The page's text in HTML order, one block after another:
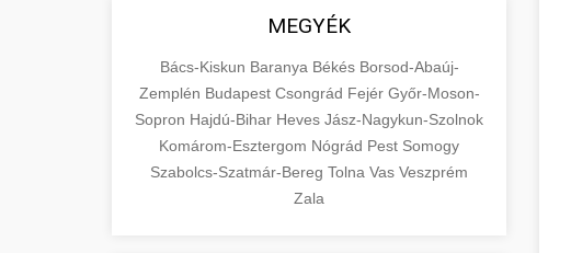
MEGYÉK
Bács-Kiskun Baranya Békés Borsod-Abaúj-
Zemplén Budapest Csongrád Fejér Győr-Moson-
Sopron Hajdú-Bihar Heves Jász-Nagykun-Szolnok
Komárom-Esztergom Nógrád Pest Somogy
Szabolcs-Szatmár-Bereg Tolna Vas Veszprém
Zala